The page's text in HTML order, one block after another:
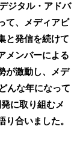
ジタル・アドバ
て、メディアビ
と発信を続けて
メンバーによる
が激動し、メデ
んな年になって
に取り組むメ
合いました。